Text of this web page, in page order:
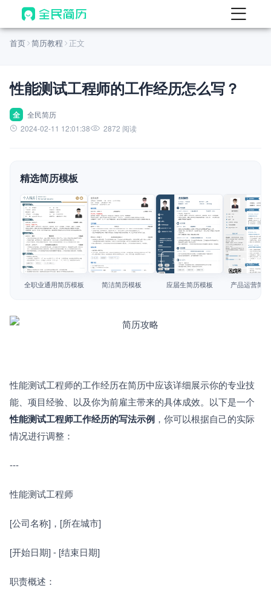
首页
AI 生成简历
AI 优化简历
AI 翻译简历
AI 模拟面试
面试自我介绍
AI 职场工具 New
简历模板
简历教程
首页 简历教程 正文
性能测试工程师的工作经历怎么写？
全
全民简历
2024-02-11 12:01:38
2872 阅读
精选简历模板
查看模板
全职业通用简历模板
查看模板
简洁简历模板
查看模板
应届生简历模板
查看模板
产品运营简
性能测试工程师的工作经历在简历中应该详细展示你的专业技
能、项目经验、以及你为前雇主带来的具体成效。以下是一个
性能测试工程师工作经历的写法示例 ，你可以根据自己的实际
情况进行调整：
---
性能测试工程师
[公司名称]，[所在城市]
[开始日期] - [结束日期]
职责概述：